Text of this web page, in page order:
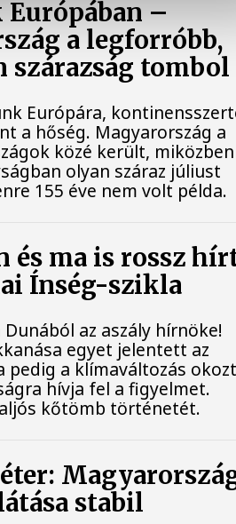
–
a legforróbb,
szárazság tombol
Európára,
a hőség. Magyarország a
közé került,
olyan száraz júliust
155 éve nem volt példa.
és ma is rossz
Ínség-szikla
az aszály hírnöke!
egyet jelentett az
pedig a klímaváltozás
hívja fel a figyelmet.
kőtömb történetét.
stabil